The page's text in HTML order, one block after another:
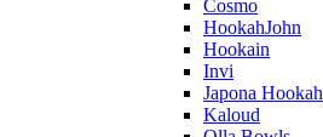
Cosmo
HookahJohn
Hookain
Invi
Japona Hookah
Kaloud